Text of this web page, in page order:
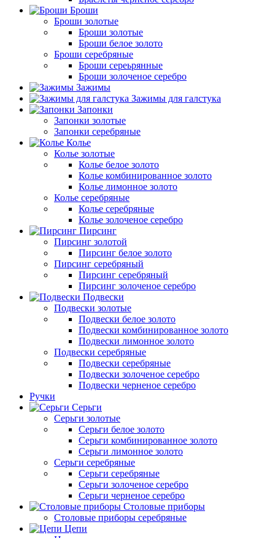
Броши
Броши золотые
Броши золотые
Броши белое золото
Броши серебряные
Броши сереьрянные
Броши золоченое серебро
Зажимы
Зажимы для галстука
Запонки
Запонки золотые
Запонки серебряные
Колье
Колье золотые
Колье белое золото
Колье комбинированное золото
Колье лимонное золото
Колье серебряные
Колье серебряные
Колье золоченое серебро
Пирсинг
Пирсинг золотой
Пирсинг белое золото
Пирсинг серебряный
Пирсинг серебряный
Пирсинг золоченое серебро
Подвески
Подвески золотые
Подвески белое золото
Подвески комбинированное золото
Подвески лимонное золото
Подвески серебряные
Подвески серебряные
Подвески золоченое серебро
Подвески черненое серебро
Ручки
Серьги
Серьги золотые
Серьги белое золото
Серьги комбинированное золото
Серьги лимонное золото
Серьги серебряные
Серьги серебряные
Серьги золоченое серебро
Серьги черненое серебро
Столовые приборы
Столовые приборы серебряные
Цепи